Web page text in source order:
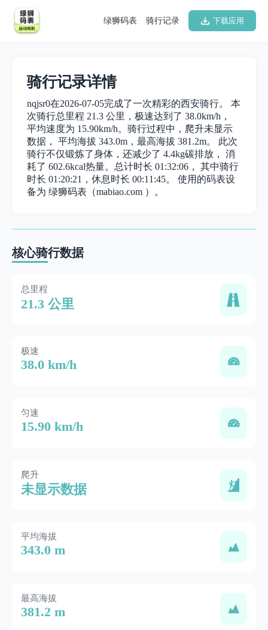
下载应用
骑行记录
绿狮码表
骑行记录详情
nqjsr0在2026-07-05完成了一次精彩的西安骑行。 本
次骑行总里程 21.3 公里，极速达到了 38.0km/h，
平均速度为 15.90km/h。骑行过程中，爬升未显示
数据， 平均海拔 343.0m，最高海拔 381.2m。 此次
骑行不仅锻炼了身体，还减少了 4.4kg碳排放， 消
耗了 602.6kcal热量。总计时长 01:32:06， 其中骑行
时长 01:20:21，休息时长 00:11:45。 使用的码表设
备为 绿狮码表（mabiao.com ）。
核心骑行数据
总里程
21.3 公里
极速
38.0 km/h
匀速
15.90 km/h
爬升
未显示数据
平均海拔
343.0 m
最高海拔
381.2 m